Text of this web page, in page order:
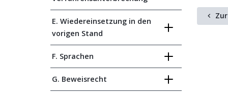
E. Wiedereinsetzung in den
vorigen Stand
F. Sprachen
G. Beweisrecht